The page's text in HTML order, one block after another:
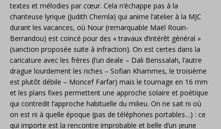
textes et mélodies par cœur. Cela n’échappe pas à la
chanteuse lyrique (Judith Chemla) qui anime l’atelier à la MJC
durant les vacances, où Nour (remarquable Maël Rouin-
Berrandou) est coincé pour des « travaux d’intérêt général »
(sanction proposée suite à infraction). On est certes dans la
caricature avec les frères (l’un deale – Dali Benssalah, l’autre
drague lourdement les riches – Sofian Khammes, le troisième
est plutôt débile – Moncef Farfar) mais le tournage en 16 mm
et les plans fixes permettent une approche solaire et poétique
qui contredit l’approche habituelle du milieu. On ne sait ni où
on est ni à quelle époque (pas de téléphones portables…) : ce
qui importe est la rencontre improbable et belle d’un jeune